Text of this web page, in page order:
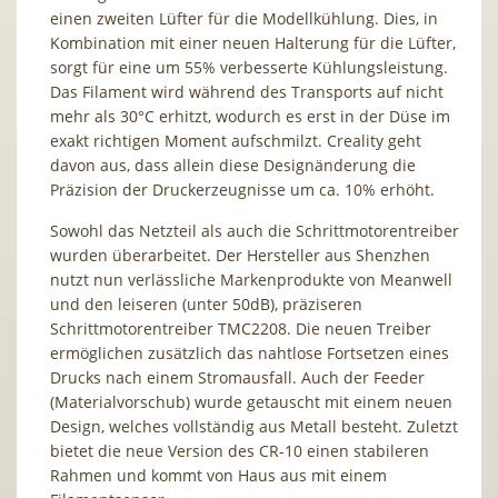
einen zweiten Lüfter für die Modellkühlung. Dies, in
Kombination mit einer neuen Halterung für die Lüfter,
sorgt für eine um 55% verbesserte Kühlungsleistung.
Das Filament wird während des Transports auf nicht
mehr als 30°C erhitzt, wodurch es erst in der Düse im
exakt richtigen Moment aufschmilzt. Creality geht
davon aus, dass allein diese Designänderung die
Präzision der Druckerzeugnisse um ca. 10% erhöht.
Sowohl das Netzteil als auch die Schrittmotorentreiber
wurden überarbeitet. Der Hersteller aus Shenzhen
nutzt nun verlässliche Markenprodukte von Meanwell
und den leiseren (unter 50dB), präziseren
Schrittmotorentreiber TMC2208. Die neuen Treiber
ermöglichen zusätzlich das nahtlose Fortsetzen eines
Drucks nach einem Stromausfall. Auch der Feeder
(Materialvorschub) wurde getauscht mit einem neuen
Design, welches vollständig aus Metall besteht. Zuletzt
bietet die neue Version des CR-10 einen stabileren
Rahmen und kommt von Haus aus mit einem